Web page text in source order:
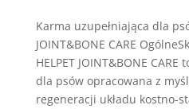
Karma uzupełniająca dla
JOINT&BONE CARE
HELPET JOINT&BONE
dla psów opracowana z
regeneracji układu kostno-